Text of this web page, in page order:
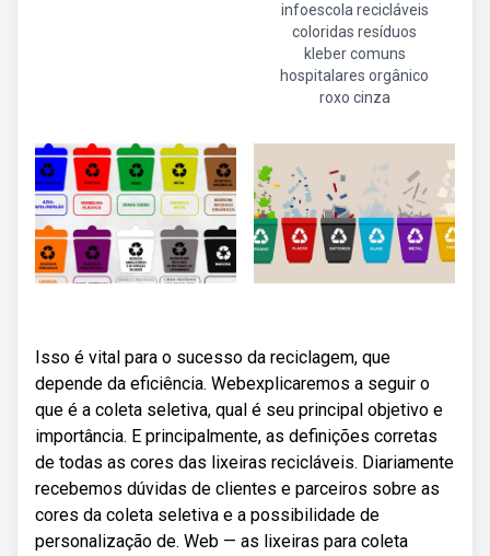
infoescola recicláveis
coloridas resíduos
kleber comuns
hospitalares orgânico
roxo cinza
Isso é vital para o sucesso da reciclagem, que
depende da eficiência. Webexplicaremos a seguir o
que é a coleta seletiva, qual é seu principal objetivo e
importância. E principalmente, as definições corretas
de todas as cores das lixeiras recicláveis. Diariamente
recebemos dúvidas de clientes e parceiros sobre as
cores da coleta seletiva e a possibilidade de
personalização de. Web — as lixeiras para coleta